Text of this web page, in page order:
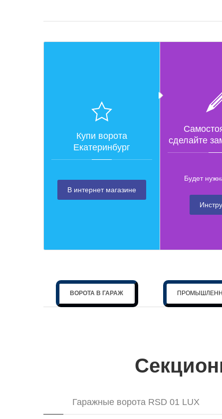
Купи ворота
Екатеринбург
В интернет магазине
сделайте
Будет
ВОРОТА В ГАРАЖ
Гаражные ворота RSD 01 LUX